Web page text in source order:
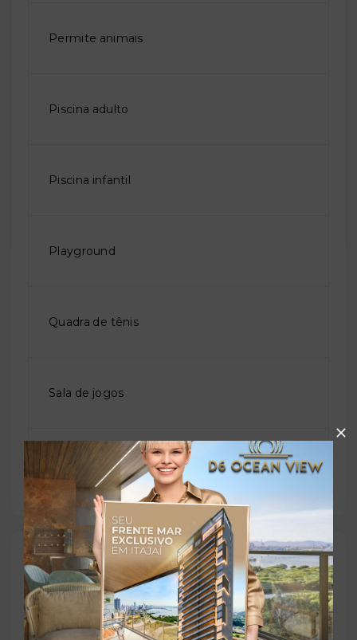
Permite animais
Piscina adulto
Piscina infantil
Playground
Quadra de tênis
Sala de jogos
Salão de festas
Outras Informações
Referência:
O-57270-87504